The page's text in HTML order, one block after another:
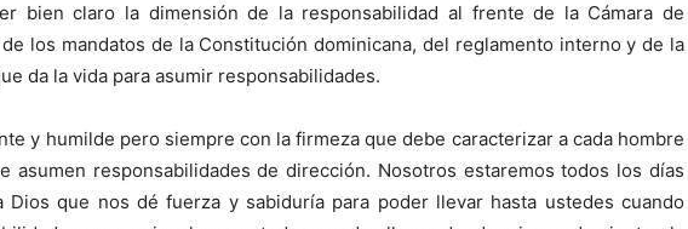
bien claro la dimensión de la responsabilidad al frente de la Cámara de
los mandatos de la Constitución dominicana, del reglamento interno y de la
da la vida para asumir responsabilidades.
y humilde pero siempre con la firmeza que debe caracterizar a cada hombre
asumen responsabilidades de dirección. Nosotros estaremos todos los días
Dios que nos dé fuerza y sabiduría para poder llevar hasta ustedes cuando